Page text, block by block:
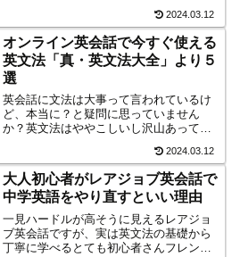
かがですか？初心者さんも上級者さんに
もおすすめのhanasoはカリスマ英語講師
の監修です。
2024.03.12
オンライン英会話で今すぐ使える
英文法「真・英文法大全」より５
選
英会話に文法は大事って言われているけ
ど、本当に？と疑問に思っていません
か？英文法はややこしいし沢山あって学
で管理人とりしまはこの記事で「今すぐ
使える文法」をスタサプでお馴染みカリ
スマ英語講師関先生の書籍から５つ厳
選！
2024.03.12
大人初心者がレアジョブ英会話で
中学英語をやり直すといい理由
一見ハードルが高そうに見えるレアジョ
ブ英会話ですが、実は英文法の基礎から
丁寧に学べるとても初心者さんフレンド